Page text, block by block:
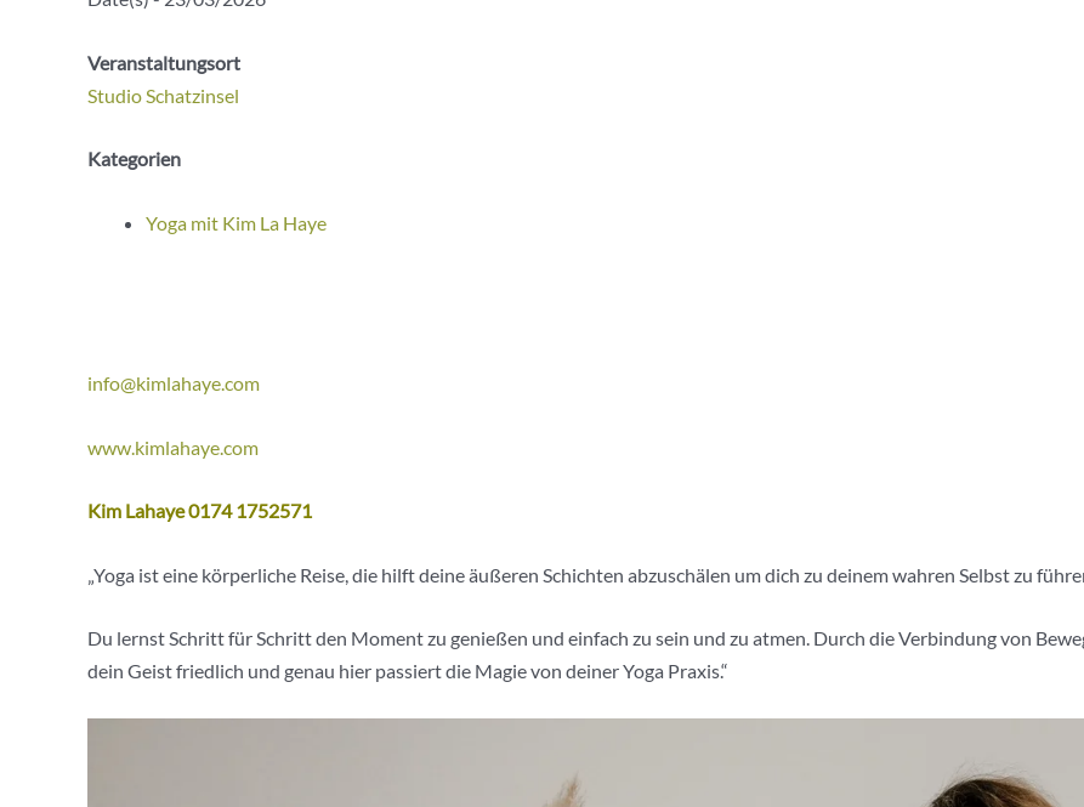
Veranstaltungsort
Studio Schatzinsel
Kategorien
Yoga mit Kim La Haye
info@kimlahaye.com
www.kimlahaye.com
Kim Lahaye 0174 1752571
„Yoga ist eine körperliche Reise, die hilft deine äußeren Schichten abzuschälen um dich zu deinem wahren Selbst zu
Du lernst Schritt für Schritt den Moment zu genießen und einfach zu sein und zu atmen. Durch die Verbindung von
dein Geist friedlich und genau hier passiert die Magie von deiner Yoga Praxis.“